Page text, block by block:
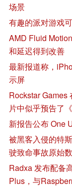
场景
有趣的派对游戏
AMD Fluid
和延迟得到改善
最新报道称，
示屏
Rockstar Games
片中似乎预告了
新报告公布 One
被黑客入侵的特
驶致命事故原始
Radxa 发布配备
Plus，与